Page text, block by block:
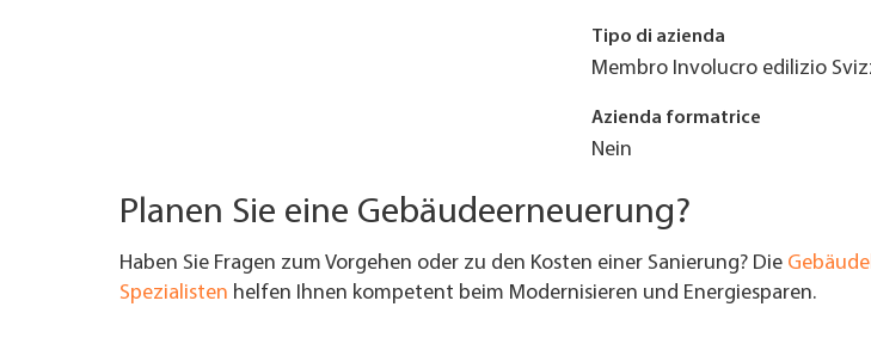
Tipo di azienda
Membro Involucro edilizio
Azienda formatrice
Nein
Planen Sie eine Gebäudeerneuerung?
Haben Sie Fragen zum Vorgehen oder zu den Kosten einer Sanierung? Die
Spezialisten helfen Ihnen kompetent beim Modernisieren und Energiesparen.